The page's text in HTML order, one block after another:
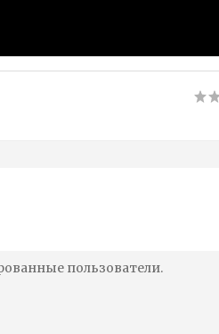
пользователи.